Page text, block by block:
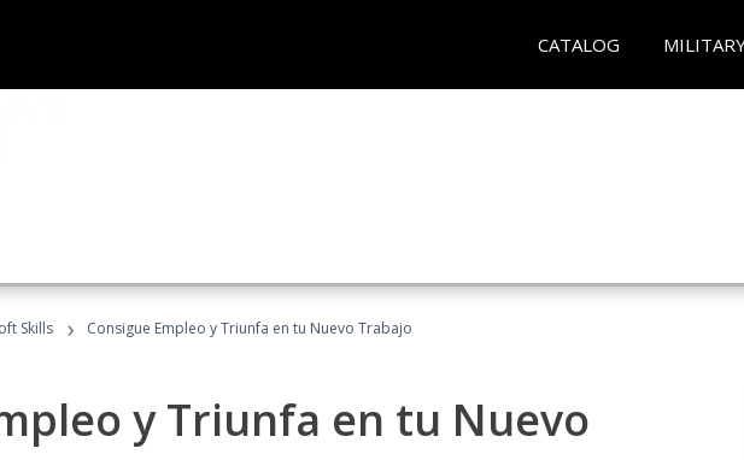
CATALOG
Skills › Consigue Empleo y Triunfa en tu Nuevo Trabajo
y Triunfa en tu Nuevo